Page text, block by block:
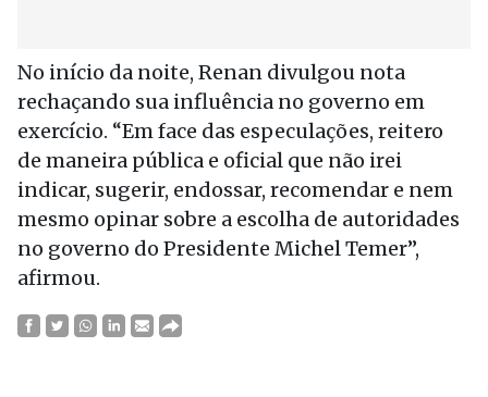
No início da noite, Renan divulgou nota
rechaçando sua influência no governo em
exercício. “Em face das especulações, reitero
de maneira pública e oficial que não irei
indicar, sugerir, endossar, recomendar e nem
mesmo opinar sobre a escolha de autoridades
no governo do Presidente Michel Temer”,
afirmou.